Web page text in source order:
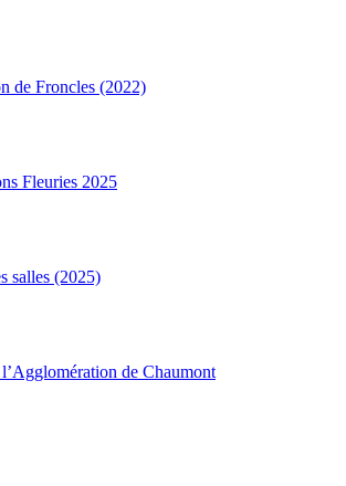
de Froncles (2022)
Fleuries 2025
salles (2025)
de Chaumont